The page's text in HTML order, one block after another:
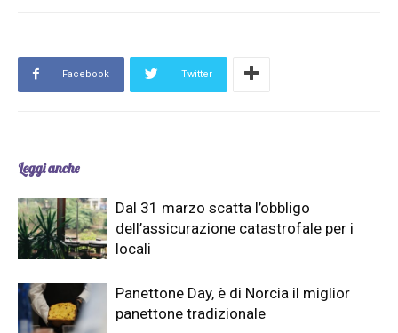
Facebook Twitter
Leggi anche
Dal 31 marzo scatta l’obbligo
dell’assicurazione catastrofale per i
locali
Panettone Day, è di Norcia il miglior
panettone tradizionale